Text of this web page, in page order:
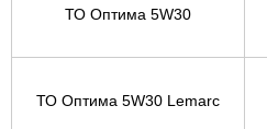
ТО Оптима 5W30
ТО Оптима 5W30 Lemarc